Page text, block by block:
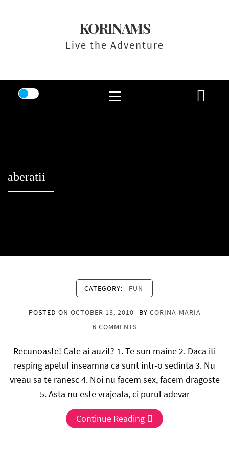
KORINAMS
Live the Adventure
Menu
aberatii
CATEGORY: FUN
POSTED ON OCTOBER 13, 2010 BY CORINA-MARIA
6 COMMENTS
Recunoaste! Cate ai auzit? 1. Te sun maine 2. Daca iti
resping apelul inseamna ca sunt intr-o sedinta 3. Nu
vreau sa te ranesc 4. Noi nu facem sex, facem dragoste
5. Asta nu este vrajeala, ci purul adevar
Continue Reading